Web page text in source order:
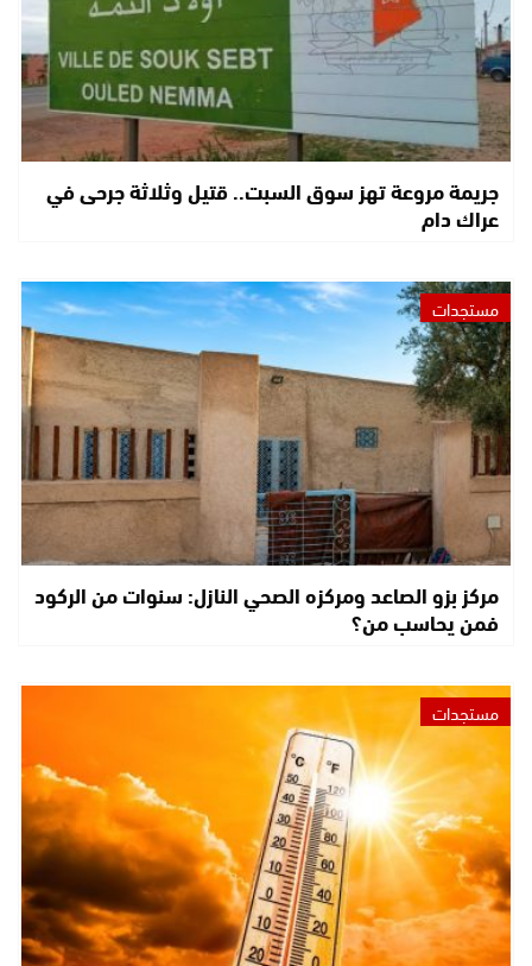
جريمة مروعة تهز سوق السبت.. قتيل وثلاثة جرحى في
عراك دام
مستجدات
مركز بزو الصاعد ومركزه الصحي النازل: سنوات من الركود
فمن يحاسب من؟
مستجدات